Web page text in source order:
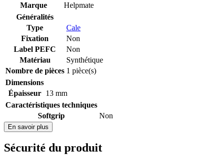
Marque
Helpmate
Généralités
Type
Cale
Fixation
Non
Label PEFC
Non
Matériau
Synthétique
Nombre de pièces 1 pièce(s)
Dimensions
Épaisseur
13 mm
Caractéristiques techniques
Softgrip
Non
En savoir plus
Sécurité du produit